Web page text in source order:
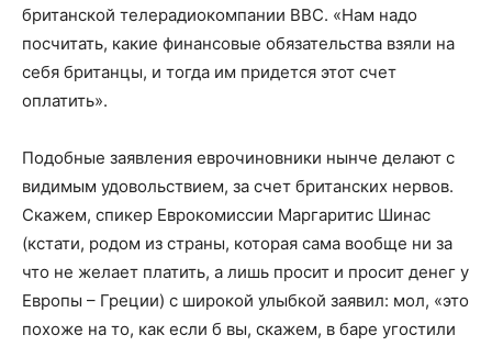
британской телерадиокомпании BBC. «Нам надо
посчитать, какие финансовые обязательства взяли на
себя британцы, и тогда им придется этот счет
оплатить».
Подобные заявления еврочиновники нынче делают с
видимым удовольствием, за счет британских нервов.
Скажем, спикер Еврокомиссии Маргаритис Шинас
(кстати, родом из страны, которая сама вообще ни за
что не желает платить, а лишь просит и просит денег у
Европы – Греции) с широкой улыбкой заявил: мол, «это
похоже на то, как если б вы, скажем, в баре угостили